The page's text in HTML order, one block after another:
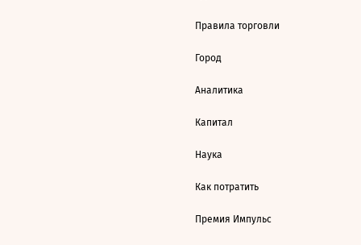
Правила торговли
Город
Аналитика
Капитал
Наука
Как потратить
Премия Импульс